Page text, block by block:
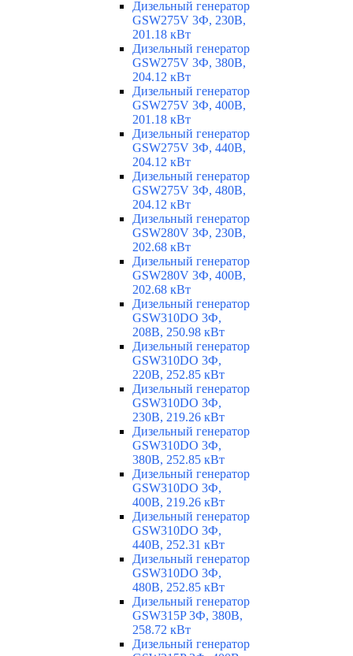
Дизельный генератор
GSW275V 3Ф, 230В,
201.18 кВт
Дизельный генератор
GSW275V 3Ф, 380В,
204.12 кВт
Дизельный генератор
GSW275V 3Ф, 400В,
201.18 кВт
Дизельный генератор
GSW275V 3Ф, 440В,
204.12 кВт
Дизельный генератор
GSW275V 3Ф, 480В,
204.12 кВт
Дизельный генератор
GSW280V 3Ф, 230В,
202.68 кВт
Дизельный генератор
GSW280V 3Ф, 400В,
202.68 кВт
Дизельный генератор
GSW310DO 3Ф,
208В, 250.98 кВт
Дизельный генератор
GSW310DO 3Ф,
220В, 252.85 кВт
Дизельный генератор
GSW310DO 3Ф,
230В, 219.26 кВт
Дизельный генератор
GSW310DO 3Ф,
380В, 252.85 кВт
Дизельный генератор
GSW310DO 3Ф,
400В, 219.26 кВт
Дизельный генератор
GSW310DO 3Ф,
440В, 252.31 кВт
Дизельный генератор
GSW310DO 3Ф,
480В, 252.85 кВт
Дизельный генератор
GSW315P 3Ф, 380В,
258.72 кВт
Дизельный генератор